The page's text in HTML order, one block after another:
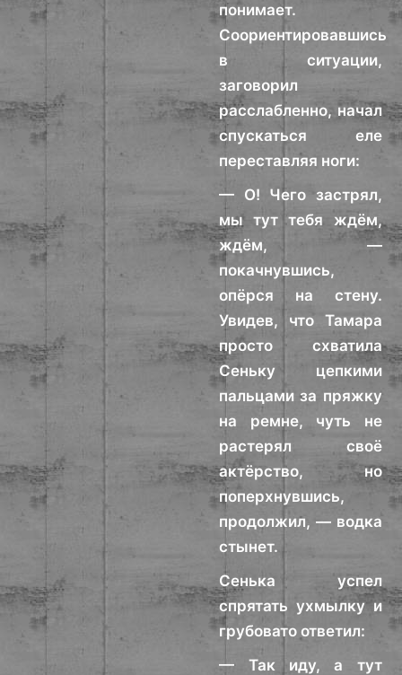
понимает.
Соориентировавшись
в ситуации,
заговорил
расслабленно, начал
спускаться еле
переставляя ноги:
— О! Чего застрял,
мы тут тебя ждём,
ждём, —
покачнувшись,
опёрся на стену.
Увидев, что Тамара
просто схватила
Сеньку цепкими
пальцами за пряжку
на ремне, чуть не
растерял своё
актёрство, но
поперхнувшись,
продолжил, — водка
стынет.
Сенька успел
спрятать ухмылку и
грубовато ответил:
— Так иду, а тут